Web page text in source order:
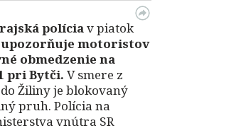
políciav piatok
upozorňuje motoristov
obmedzenie na
pri Bytči. V smere z
Žiliny je blokovaný
pruh. Polícia na
vnútra SR